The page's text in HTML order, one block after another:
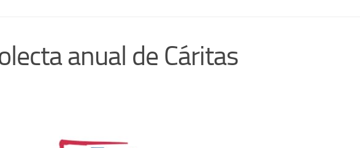
anual de Cáritas